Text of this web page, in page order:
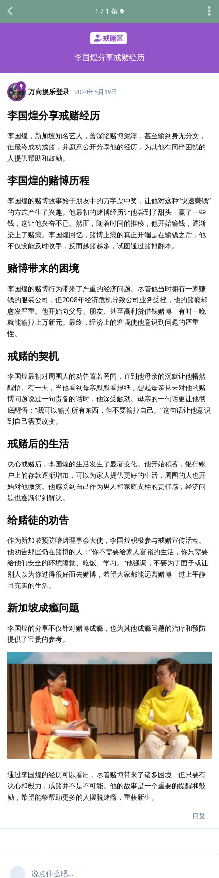
戒赌区
李国煌分享戒赌经历
1 / 1 条
万向娱乐登录 2024年5月19日
李国煌分享戒赌经历
李国煌，新加坡知名艺人，曾深陷赌博泥潭，甚至输到身无分文，
但最终成功戒赌，并愿意公开分享他的经历，为其他有同样困扰的
人提供帮助和鼓励。
李国煌的赌博历程
李国煌的赌博故事始于朋友中的万字票中奖，让他对这种“快速赚钱”
的方式产生了兴趣。他最初的赌博经历让他尝到了甜头，赢了一些
钱，这让他兴奋不已。然而，随着时间的推移，他开始输钱，逐渐
染上了赌瘾。李国煌回忆，赌博上瘾的真正开端是在输钱之后，他
不仅没能及时收手，反而越赌越多，试图通过赌博翻本。
赌博带来的困境
李国煌的赌博行为带来了严重的经济问题。尽管他当时拥有一家赚
钱的服装公司，但2008年经济危机导致公司业务受挫，他的赌瘾却
愈发严重。他开始向父母、朋友、甚至高利贷借钱赌博，有时一晚
就能输掉上万新元。最终，经济上的窘境使他意识到问题的严重
性。
戒赌的契机
李国煌最初对周围人的劝告置若罔闻，直到他母亲的沉默让他幡然
醒悟。有一天，当他看到母亲默默看报纸，想起母亲从未对他的赌
博问题说过一句责备的话时，他深受触动。母亲的一句话更让他彻
底醒悟：“我可以输掉所有东西，但不要输掉自己。”这句话让他意识
到自己需要改变。
戒赌后的生活
决心戒赌后，李国煌的生活发生了显著变化。他开始积蓄，银行账
户上的存款逐渐增加，可以为家人提供更好的生活，周围的人也开
始对他微笑。他感受到自己作为男人和家庭支柱的责任感，经济问
题也逐渐得到解决。
给赌徒的劝告
作为新加坡预防嗜赌理事会大使，李国煌积极参与戒赌宣传活动。
他劝告那些仍在赌博的人：“你不需要给家人富裕的生活，你只需要
给他们安全的环境睡觉、吃饭、学习。”他强调，不要为了面子或让
别人以为你过得很好而去赌博，希望大家都能远离赌博，过上平静
且充实的生活。
新加坡成瘾问题
李国煌的分享不仅针对赌博成瘾，也为其他成瘾问题的治疗和预防
提供了宝贵的参考。
通过李国煌的经历可以看出，尽管赌博带来了诸多困境，但只要有
决心和毅力，戒赌并不是不可能。他的故事是一个重要的提醒和鼓
励，希望能够帮助更多的人摆脱赌瘾，重获新生。
回复
说点什么吧...